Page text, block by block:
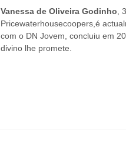
Vanessa de Oliveira Godinho ,
Pricewaterhousecoopers,é
com o DN Jovem, concluiu em
divino lhe promete.